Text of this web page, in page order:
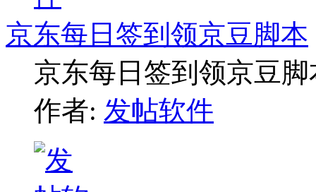
京东每日签到领京豆脚本
京东每日签到领京豆脚
作者: 发帖软件